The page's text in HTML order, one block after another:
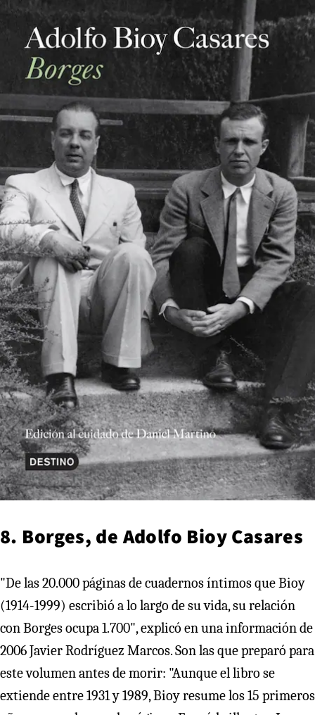
8. Borges, de Adolfo Bioy Casares
"De las 20.000 páginas de cuadernos íntimos que Bioy
(1914-1999) escribió a lo largo de su vida, su relación
con Borges ocupa 1.700", explicó en una información de
2006 Javier Rodríguez Marcos. Son las que preparó para
este volumen antes de morir: "Aunque el libro se
extiende entre 1931 y 1989, Bioy resume los 15 primeros